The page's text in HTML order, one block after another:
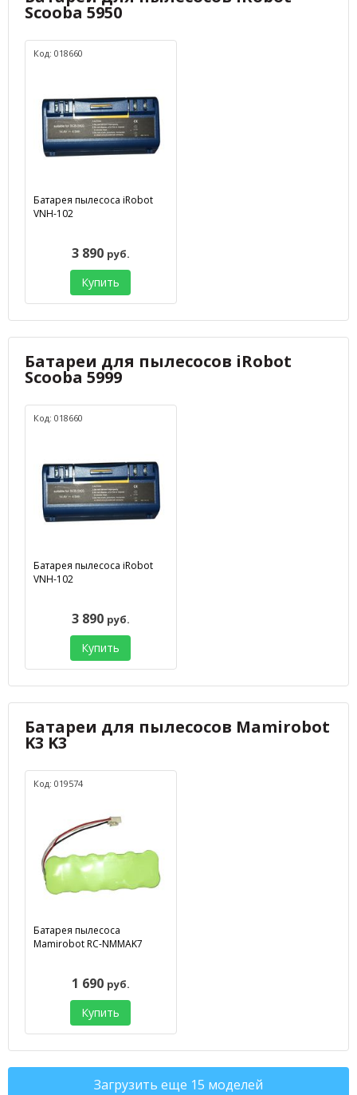
Scooba 5950
Код: 018660
Батарея пылесоса iRobot
VNH-102
3 890 руб.
Купить
Батареи для пылесосов iRobot
Scooba 5999
Код: 018660
Батарея пылесоса iRobot
VNH-102
3 890 руб.
Купить
Батареи для пылесосов Mamirobot
K3 K3
Код: 019574
Батарея пылесоса
Mamirobot RC-NMMAK7
1 690 руб.
Купить
Загрузить еще 15 моделей